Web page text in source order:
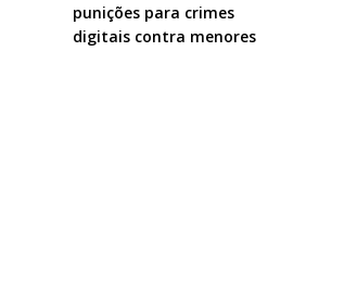
punições para crimes
digitais contra menores